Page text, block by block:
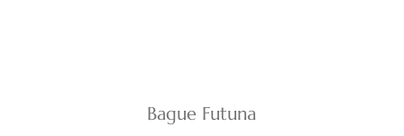
Bague Futuna